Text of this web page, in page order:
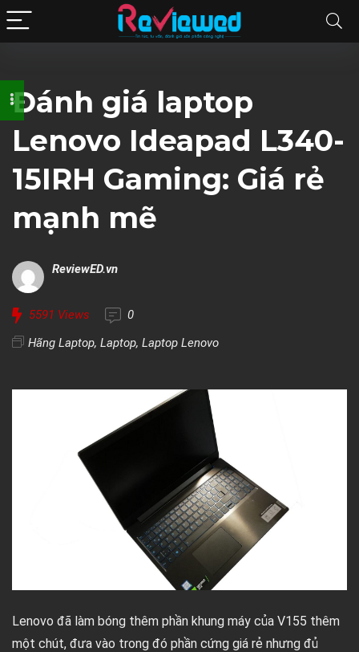
Đánh giá laptop
Lenovo Ideapad L340-
15IRH Gaming: Giá rẻ
mạnh mẽ
ReviewED.vn
5591 Views
0
Hãng Laptop, Laptop, Laptop Lenovo
Lenovo đã làm bóng thêm phần khung máy của V155 thêm
một chút, đưa vào trong đó phần cứng giá rẻ nhưng đủ